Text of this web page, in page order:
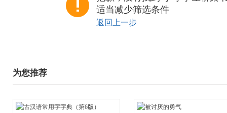
适当减少筛选条件
返回上一步
为您推荐